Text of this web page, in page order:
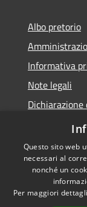
Albo pretorio
Informativa
Note legali
Meccanismo
Accessibilità
Questo sito web
necessari al
nonché un
Per maggiori